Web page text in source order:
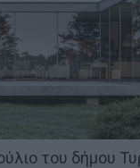
του δήμου